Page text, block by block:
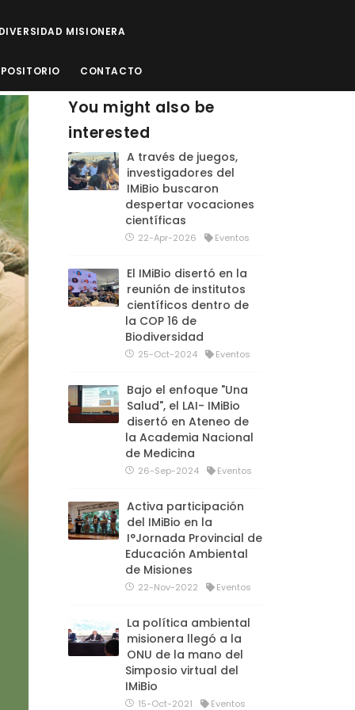
MISIONERA
CONTACTO
You might also be
interested
A través de juegos,
investigadores del
IMiBio buscaron
despertar vocaciones
científicas
22-Apr-2026 Eventos
El IMiBio disertó en la
reunión de institutos
científicos dentro de
la COP 16 de
Biodiversidad
25-Oct-2024 Eventos
Bajo el enfoque "Una
Salud", el LAI- IMiBio
disertó en Ateneo de
la Academia Nacional
de Medicina
26-Sep-2024 Eventos
Activa participación
del IMiBio en la
I°Jornada Provincial de
Educación Ambiental
de Misiones
22-Nov-2022 Eventos
La política ambiental
misionera llegó a la
ONU de la mano del
Simposio virtual del
IMiBio
15-Oct-2021 Eventos